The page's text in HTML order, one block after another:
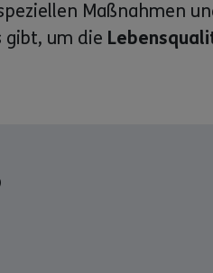
Maßnahmen
gibt, um die